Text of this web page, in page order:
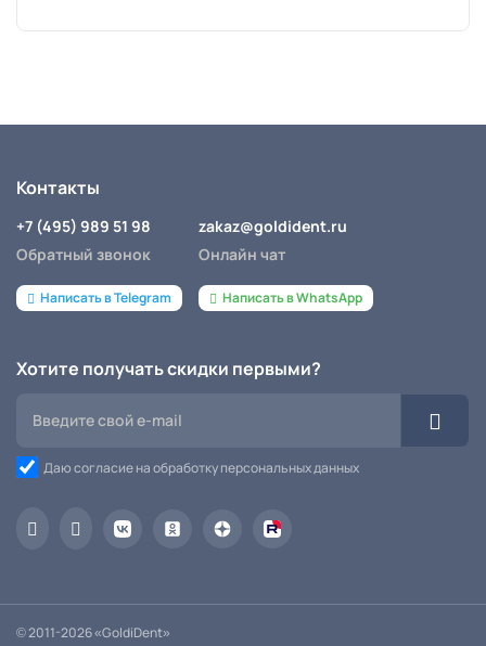
Контакты
+7 (495) 989 51 98
Обратный звонок
Написать в Telegram
zakaz@goldident.ru
Онлайн чат
Написать в WhatsApp
Хотите получать скидки первыми?
Даю согласие на обработку персональных данных
© 2011-2026 «GoldiDent»